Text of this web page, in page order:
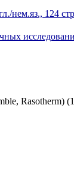
нем.яз., 124
Rasotherm) (1